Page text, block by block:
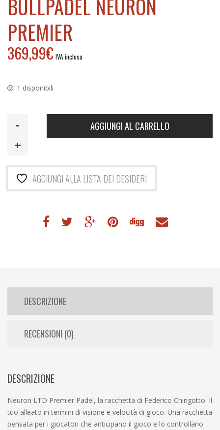
BULLPADEL NEURON
PREMIER
369,99€ IVA inclusa
1 disponibili
AGGIUNGI AL CARRELLO
AGGIUNGI ALLA LISTA DEI DESIDERI
DESCRIZIONE
RECENSIONI (0)
DESCRIZIONE
Neuron LTD Premier Padel, la racchetta di Federico Chingotto. Il
tuo alleato in termini di visione e velocità di gioco. Una racchetta
pensata per i giocatori che anticipano il gioco e lo controllano